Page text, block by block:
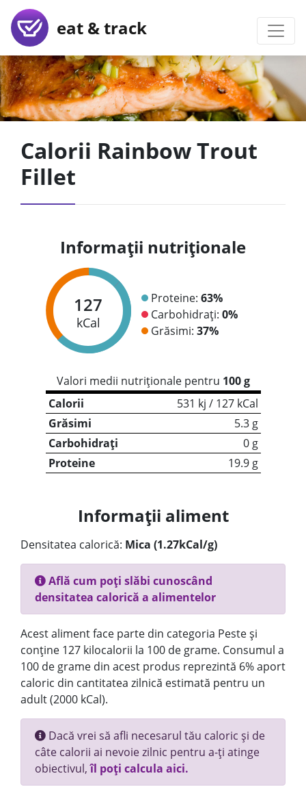
eat & track
Calorii Rainbow Trout
Fillet
Informații nutriționale
127
kCal
Proteine: 63%
Carbohidrați: 0%
Grăsimi: 37%
Valori medii nutriționale pentru 100 g
Calorii
531 kj / 127 kCal
Grăsimi
5.3 g
Carbohidrați
0 g
Proteine
19.9 g
Informații aliment
Densitatea calorică: Mica (1.27kCal/g)
Află cum poți slăbi cunoscând
densitatea calorică a alimentelor
Acest aliment face parte din categoria Peste și
conține 127 kilocalorii la 100 de grame. Consumul a
100 de grame din acest produs reprezintă 6% aport
caloric din cantitatea zilnică estimată pentru un
adult (2000 kCal).
Dacă vrei să afli necesarul tău caloric și de
câte calorii ai nevoie zilnic pentru a-ți atinge
obiectivul,îl poți calcula aici.